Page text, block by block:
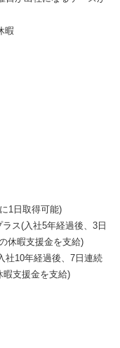
暇
1日取得可能)
ス(入社5年経過後、3日
休暇支援金を支給)
社10年経過後、7日連続
暇支援金を支給)